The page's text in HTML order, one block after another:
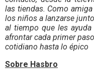
las tiendas. Como
los niños a lanzarse
al tiempo que les
afrontar cada primer
cotidiano hasta lo épico
Sobre Hasbro